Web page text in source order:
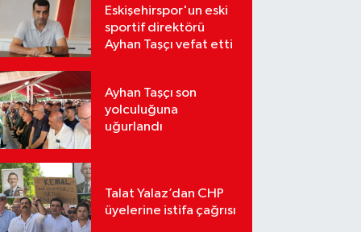
Eskişehirspor'un eski
sportif direktörü
Ayhan Taşçı vefat etti
Ayhan Taşçı son
yolculuğuna
uğurlandı
Talat Yalaz’dan CHP
üyelerine istifa çağrısı